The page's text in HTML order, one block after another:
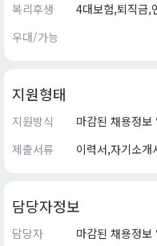
복리후생
4대보험,퇴직금,
우대/가능
지원형태
지원방식
마감된 채용정보
제출서류
이력서,자기소개
담당자정보
담당자
마감된 채용정보